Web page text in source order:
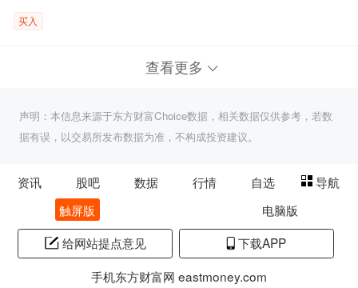
买入
查看更多
声明：本信息来源于东方财富Choice数据，相关数据仅供参考，若数
据有误，以交易所发布数据为准，不构成投资建议。
资讯 股吧 数据 行情 自选
导航
触屏版
电脑版
给网站提点意见
下载APP
手机东方财富网 eastmoney.com